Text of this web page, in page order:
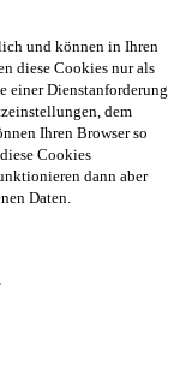
und können in Ihren
diese Cookies nur als
einer Dienstanforderung
dem
Ihren Browser so
Cookies
dann aber
Daten.